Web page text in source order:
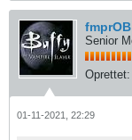
fmprOB
Senior
Oprettet:
01-11-2021, 22:29